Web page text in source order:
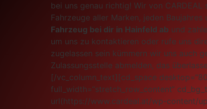
bei uns genau richtig! Wir von
Fahrzeuge aller Marken, jeden
Fahrzeug bei dir in Hainfeld ab und
um uns zu kontaktieren oder rufe uns
zugelassen sein kümmern wir uns auch
Zulassungsstelle abmelden, das
[/vc_column_text][cd_space
full_width=“stretch_row_content“
url(https://www.cardeal.at/wp-content/